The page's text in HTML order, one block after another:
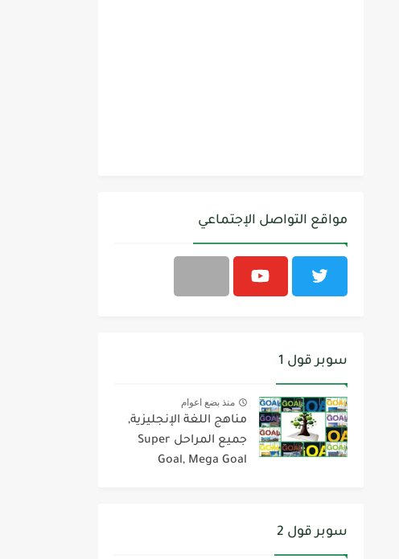
مواقع التواصل الإجتماعي
سوبر قول 1
منذ بضع اعوام
مناهج اللغة الإنجليزية,
جميع المراحل Super
Goal, Mega Goal
سوبر قول 2